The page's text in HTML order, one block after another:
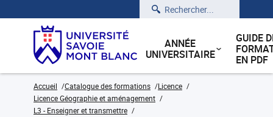
Rechercher
ANNÉE
UNIVERSITAIRE
GUIDE
EN PDF
Accueil Catalogue des formations
Licence
Licence Géographie et aménagement
L3 - Enseigner et transmettre